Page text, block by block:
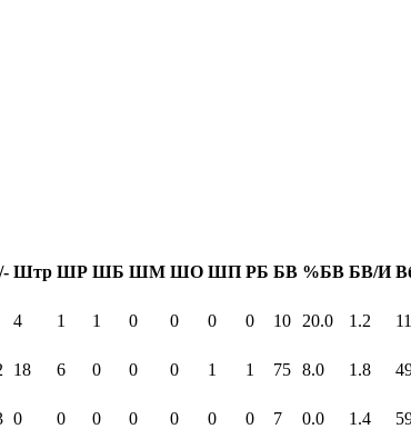
Штр ШР ШБ ШМ ШО ШП РБ БВ %БВ БВ/И
4 1 1 0 0 0 0 10 20.0 1.2
18 6 0 0 0 1 1 75 8.0 1.8
0 0 0 0 0 0 0 7 0.0 1.4